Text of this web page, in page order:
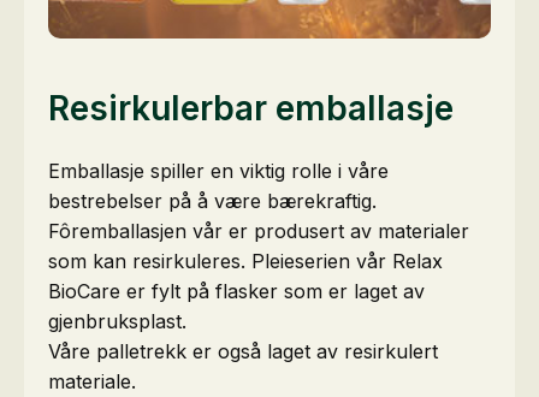
Resirkulerbar emballasje
Emballasje spiller en viktig rolle i våre
bestrebelser på å være bærekraftig.
Fôremballasjen vår er produsert av materialer
som kan resirkuleres. Pleieserien vår Relax
BioCare er fylt på flasker som er laget av
gjenbruksplast.
Våre palletrekk er også laget av resirkulert
materiale.